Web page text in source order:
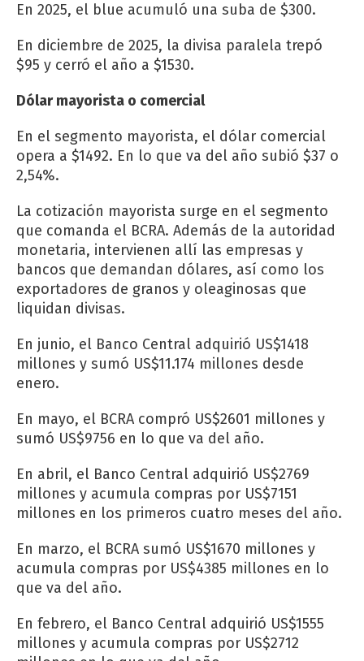
En 2025, el blue acumuló una suba de $300.
En diciembre de 2025, la divisa paralela trepó
$95 y cerró el año a $1530.
Dólar mayorista o comercial
En el segmento mayorista, el dólar comercial
opera a $1492. En lo que va del año subió $37 o
2,54%.
La cotización mayorista surge en el segmento
que comanda el BCRA. Además de la autoridad
monetaria, intervienen allí las empresas y
bancos que demandan dólares, así como los
exportadores de granos y oleaginosas que
liquidan divisas.
En junio, el Banco Central adquirió US$1418
millones y sumó US$11.174 millones desde
enero.
En mayo, el BCRA compró US$2601 millones y
sumó US$9756 en lo que va del año.
En abril, el Banco Central adquirió US$2769
millones y acumula compras por US$7151
millones en los primeros cuatro meses del año.
En marzo, el BCRA sumó US$1670 millones y
acumula compras por US$4385 millones en lo
que va del año.
En febrero, el Banco Central adquirió US$1555
millones y acumula compras por US$2712